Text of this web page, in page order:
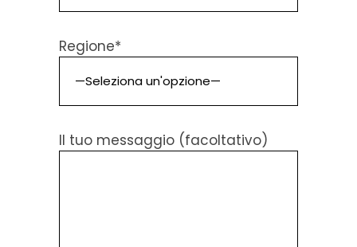
Regione*
Il tuo messaggio (facoltativo)